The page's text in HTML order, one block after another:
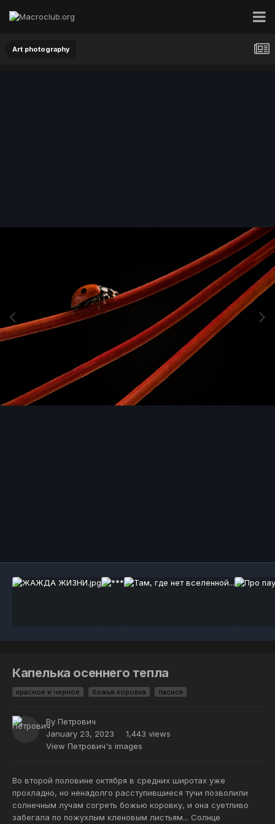
Art photography
Капелька осеннего тепла
красное и черное божья коровка пасися
By Петрович
January 23, 2023
1,443 views
View Петрович's images
Во второй половине октября в средних широтах уже
прохладно, но ненадолго расступившиеся тучи позволили
солнечным лучам согреть божью коровку, и она суетливо
забегала по пожухлым кленовым листьям... Солнце